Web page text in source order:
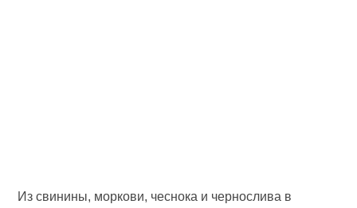
Из свинины, моркови, чеснока и чернослива в